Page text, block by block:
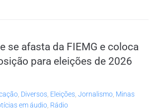
se afasta da FIEMG e coloca
para eleições de 2026
, Diversos, Eleições, Jornalismo, Minas
em áudio, Rádio